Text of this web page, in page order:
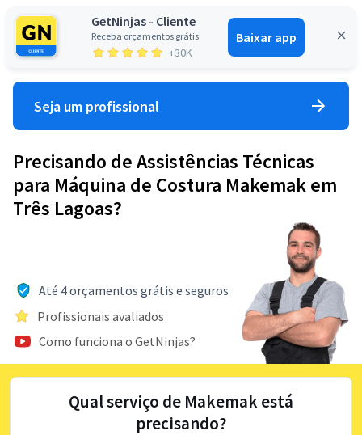
GetNinjas - Cliente
Receba orçamentos grátis
+30K
Baixar app
Entrar
Seja um profissional
Precisando de Assistências Técnicas
para Máquina de Costura Makemak em
Três Lagoas?
Até 4 orçamentos grátis e seguros
Profissionais avaliados
Como funciona o GetNinjas?
Qual serviço de Makemak está
precisando?